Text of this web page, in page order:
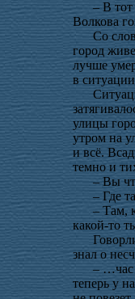
– В
Волкова
Со
город
лучше
в
улицы
утром на
и всё.
темно и
– Вы
– Где
– Там,
какой-то
знал о
– …час
теперь у